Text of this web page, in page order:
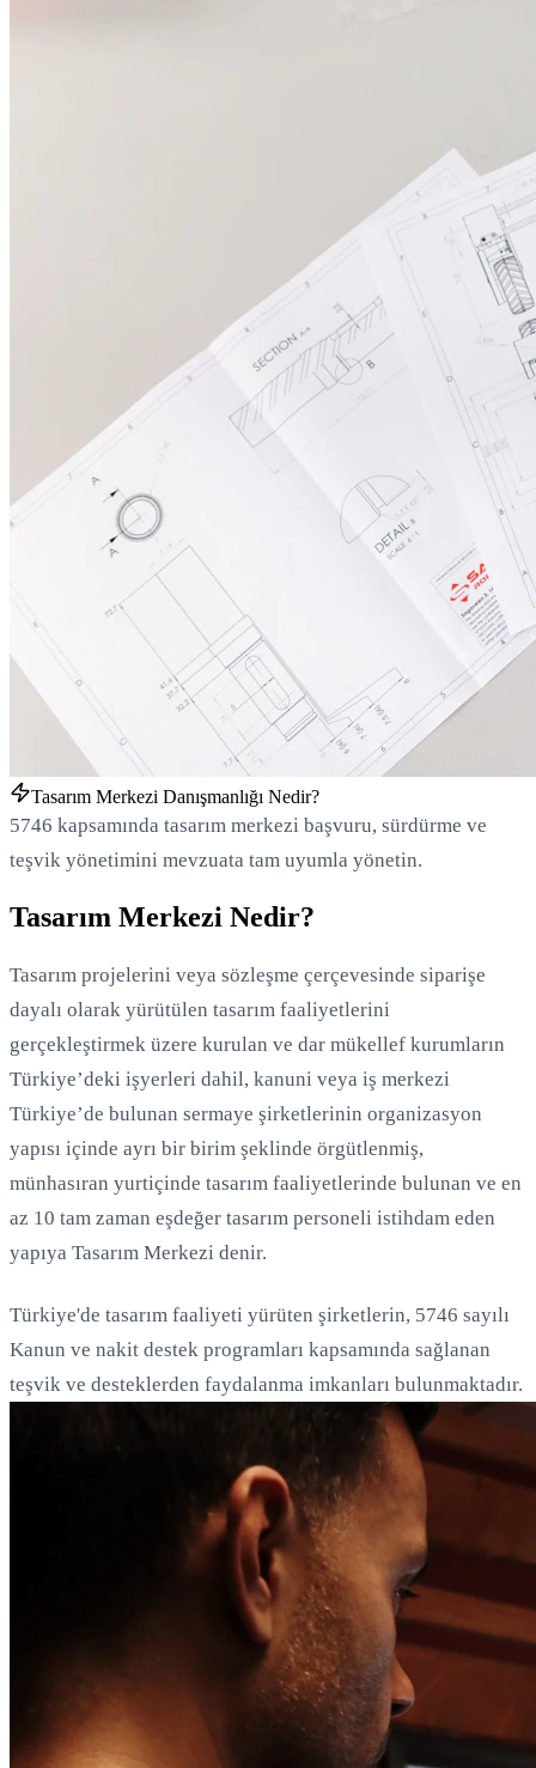
Tasarım Merkezi Danışmanlığı Nedir?
5746 kapsamında tasarım merkezi başvuru, sürdürme ve
teşvik yönetimini mevzuata tam uyumla yönetin.
Tasarım Merkezi Nedir?
Tasarım projelerini veya sözleşme çerçevesinde siparişe
dayalı olarak yürütülen tasarım faaliyetlerini
gerçekleştirmek üzere kurulan ve dar mükellef kurumların
Türkiye’deki işyerleri dahil, kanuni veya iş merkezi
Türkiye’de bulunan sermaye şirketlerinin organizasyon
yapısı içinde ayrı bir birim şeklinde örgütlenmiş,
münhasıran yurtiçinde tasarım faaliyetlerinde bulunan ve en
az 10 tam zaman eşdeğer tasarım personeli istihdam eden
yapıya Tasarım Merkezi denir.
Türkiye'de tasarım faaliyeti yürüten şirketlerin, 5746 sayılı
Kanun ve nakit destek programları kapsamında sağlanan
teşvik ve desteklerden faydalanma imkanları bulunmaktadır.